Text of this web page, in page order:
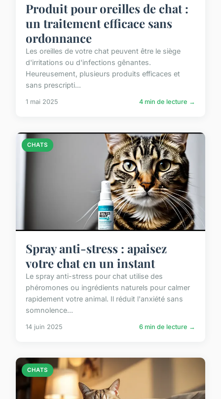
Produit pour oreilles de chat :
un traitement efficace sans
ordonnance
Les oreilles de votre chat peuvent être le siège
d'irritations ou d'infections gênantes.
Heureusement, plusieurs produits efficaces et
sans prescripti...
1 mai 2025 4 min de lecture →
CHATS
Spray anti-stress : apaisez
votre chat en un instant
Le spray anti-stress pour chat utilise des
phéromones ou ingrédients naturels pour calmer
rapidement votre animal. Il réduit l'anxiété sans
somnolence...
14 juin 2025 6 min de lecture →
CHATS